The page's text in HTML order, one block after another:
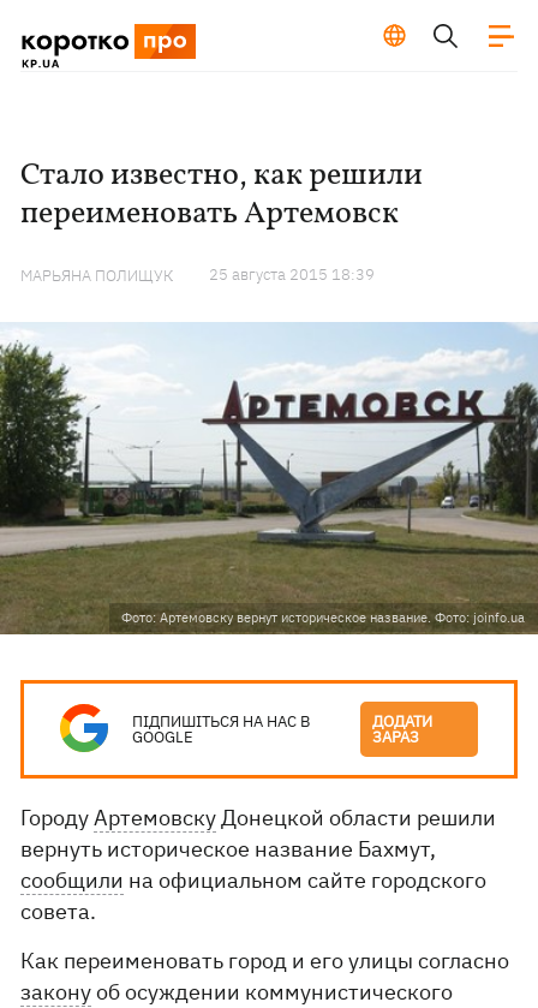
Стало известно, как решили
переименовать Артемовск
МАРЬЯНА ПОЛИЩУК 25 августа 2015 18:39
Фото: Артемовску вернут историческое название. Фото: joinfo.ua
ПІДПИШІТЬСЯ НА НАС В
GOOGLE
ДОДАТИ
ЗАРАЗ
ГородуАртемовскуДонецкой области решили
вернуть историческое название Бахмут,
сообщили на официальном сайте городского
совета.
Как переименовать город и его улицы согласно
законуоб осуждении коммунистического